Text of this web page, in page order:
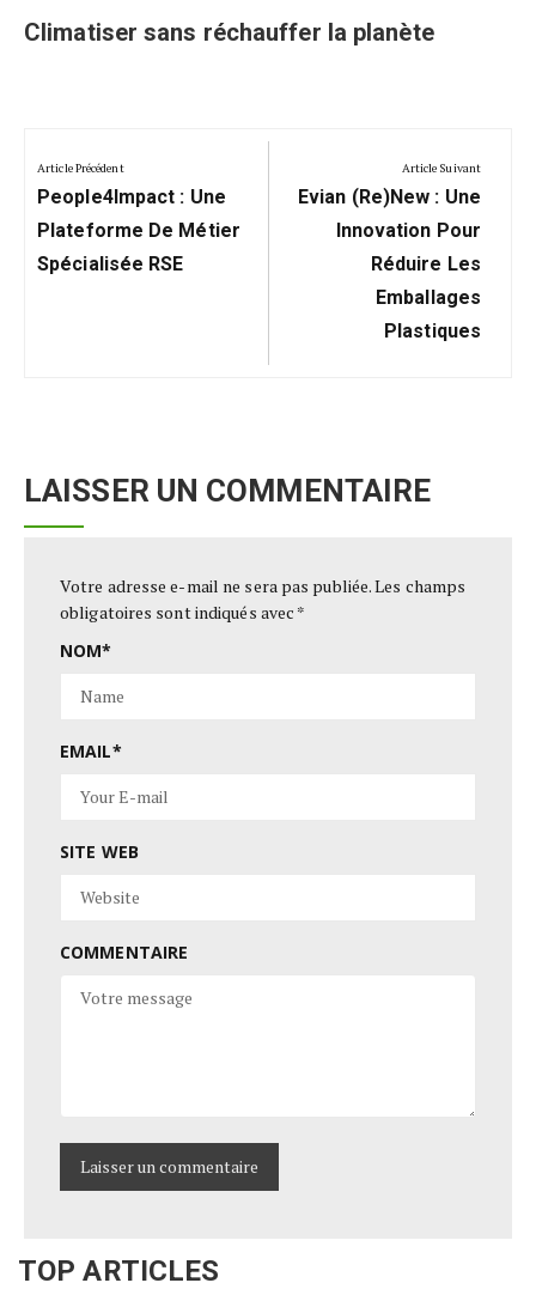
Climatiser sans réchauffer la planète
de
l’article
Article Précédent
Previous
Post:
People4Impact : Une
Plateforme De Métier
Spécialisée RSE
Article Suivant
Next
Post:
Evian (re)new : Une
Innovation Pour
Réduire Les
Emballages
Plastiques
LAISSER UN COMMENTAIRE
Votre adresse e-mail ne sera pas publiée.Les champs
obligatoires sont indiqués avec *
NOM*
EMAIL*
SITE WEB
COMMENTAIRE
TOP ARTICLES